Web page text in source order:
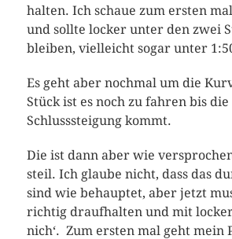
halten. Ich schaue zum ersten
und sollte locker unter den zwei
bleiben, vielleicht sogar unter
Es geht aber nochmal um die
Stück ist es noch zu fahren bis die
Schlusssteigung kommt.
Die ist dann aber wie
steil. Ich glaube nicht, dass das
sind wie behauptet, aber jetzt
richtig draufhalten und mit
nich‘. Zum ersten mal geht mein